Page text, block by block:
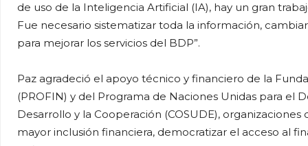
de uso de la Inteligencia Artificial (IA), hay un gran
Fue necesario sistematizar toda la información,
para mejorar los servicios del BDP”.
Paz agradeció el apoyo técnico y financiero de la
(PROFIN) y del Programa de Naciones Unidas para el
Desarrollo y la Cooperación (COSUDE),
mayor inclusión financiera, democratizar el acceso al